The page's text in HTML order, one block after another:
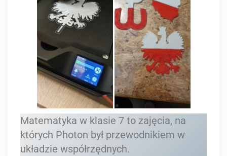
Matematyka w klasie 7 to zajęcia, na
których Photon był przewodnikiem w
układzie współrzędnych.